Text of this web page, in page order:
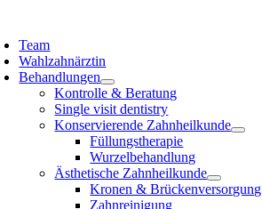
springen
Team
Wahlzahnärztin
Behandlungen
Kontrolle & Beratung
Single visit dentistry
Konservierende Zahnheilkunde
Füllungstherapie
Wurzelbehandlung
Ästhetische Zahnheilkunde
Kronen & Brückenversorgung
Zahnreinigung